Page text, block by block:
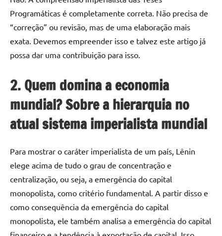
Programáticas é completamente correta. Não precisa de
“correção” ou revisão, mas de uma elaboração mais
exata. Devemos empreender isso e talvez este artigo já
possa dar uma contribuição para isso.
2. Quem domina a economia
mundial? Sobre a hierarquia no
atual sistema imperialista mundial
Para mostrar o caráter imperialista de um país, Lênin
elege acima de tudo o grau de concentração e
centralização, ou seja, a emergência do capital
monopolista, como critério fundamental. A partir disso e
como consequência da emergência do capital
monopolista, ele também analisa a emergência do capital